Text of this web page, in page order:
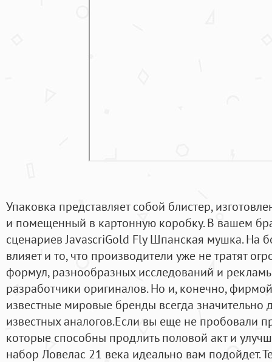
Упаковка представляет собой блистер,
и помещенный в картонную коробку. В вашем
сценариев JavascriGold Fly Шпанская мушка. На
влияет и то, что производители уже не тратят
формул, разнообразных исследований и
разработчики оригиналов. Но и, конечно,
известные мировые бренды всегда значительно
известных аналогов.Если вы еще не пробовали
которые способны продлить половой акт и
набор Ловелас 21 века идеально вам подойдет.